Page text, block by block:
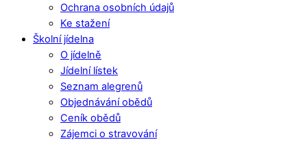
Ochrana osobních údajů
Ke stažení
Školní jídelna
O jídelně
Jídelní lístek
Seznam alegrenů
Objednávání obědů
Ceník obědů
Zájemci o stravování